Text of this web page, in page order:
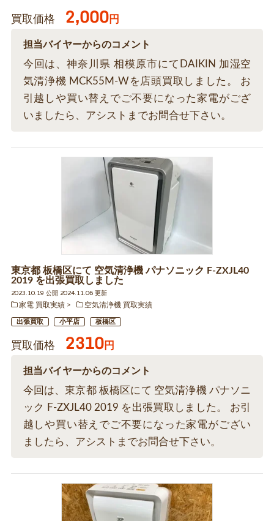
買取価格 2,000円
担当バイヤーからのコメント
今回は、神奈川県 相模原市にてDAIKIN 加湿空
気清浄機 MCK55M-Wを店頭買取しました。 お
引越しや買い替えでご不要になった家電がござ
いましたら、アシストまでお問合せ下さい。
東京都 板橋区にて 空気清浄機 パナソニック F-ZXJL40
2019 を出張買取しました
2023.10.19 公開 2024.11.06 更新
家電 買取実績
空気清浄機 買取実績
出張買取 小平店 板橋区
買取価格 2310円
担当バイヤーからのコメント
今回は、東京都 板橋区にて 空気清浄機 パナソニ
ック F-ZXJL40 2019 を出張買取しました。 お引
越しや買い替えでご不要になった家電がござい
ましたら、アシストまでお問合せ下さい。